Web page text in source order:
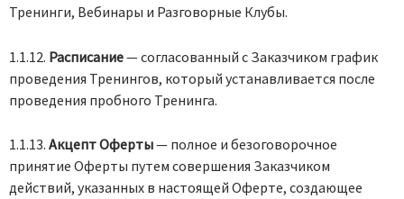
Тренинги, Вебинары и Разговорные Клубы.
1.1.12. Расписание— согласованный с Заказчиком график
проведения Тренингов, который устанавливается после
проведения пробного Тренинга.
1.1.13. Акцепт Оферты— полное и безоговорочное
принятие Оферты путем совершения Заказчиком
действий, указанных в настоящей Оферте, создающее